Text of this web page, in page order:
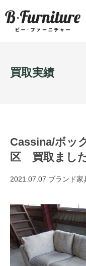
買取実績
Cassina/ボッ
区 買取まし
2021.07.07 ブランド家